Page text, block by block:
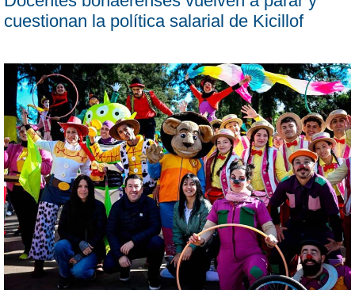
cuestionan la política salarial de Kicillof